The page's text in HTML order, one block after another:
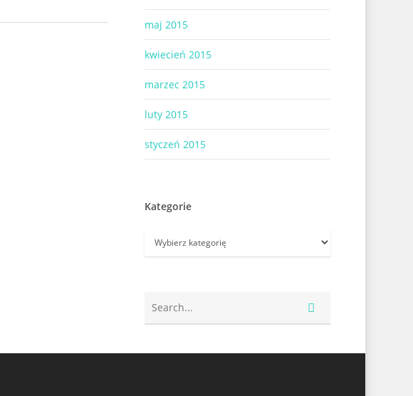
maj 2015
kwiecień 2015
marzec 2015
luty 2015
styczeń 2015
Kategorie
Kategorie